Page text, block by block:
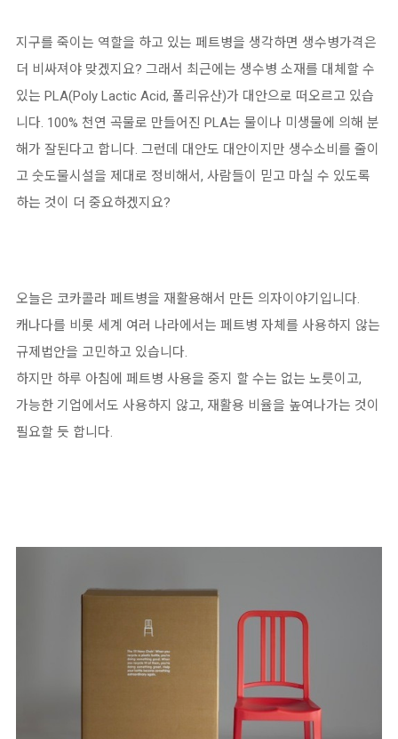
지구를 죽이는 역할을 하고 있는 페트병을 생각하면 생수병가격은
더 비싸져야 맞겠지요? 그래서 최근에는 생수병 소재를 대체할 수
있는 PLA(Poly Lactic Acid, 폴리유산)가 대안으로 떠오르고 있습
니다. 100% 천연 곡물로 만들어진 PLA는 물이나 미생물에 의해 분
해가 잘된다고 합니다. 그런데 대안도 대안이지만 생수소비를 줄이
고 숫도물시설을 제대로 정비해서, 사람들이 믿고 마실 수 있도록
하는 것이 더 중요하겠지요?
오늘은 코카콜라 페트병을 재활용해서 만든 의자이야기입니다.
캐나다를 비롯 세계 여러 나라에서는 페트병 자체를 사용하지 않는
규제법안을 고민하고 있습니다.
하지만 하루 아침에 페트병 사용을 중지 할 수는 없는 노릇이고,
가능한 기업에서도 사용하지 않고, 재활용 비율을 높여나가는 것이
필요할 듯 합니다.